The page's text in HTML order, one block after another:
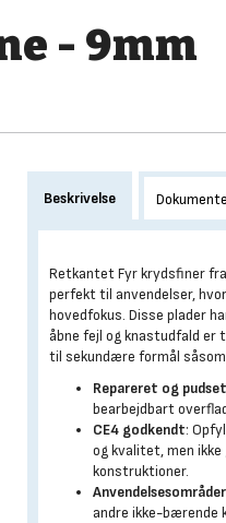
- 9mm
Beskrivelse
Retkantet Fyr krydsfiner
perfekt til anvendelser,
hovedfokus. Disse plader
åbne fejl og knastudfald er
til sekundære formål
Repareret og
bearbejdbart
CE4 godkendt:
og kvalitet, men
konstruktioner.
Anvendelsesområder
andre ikke-bærende